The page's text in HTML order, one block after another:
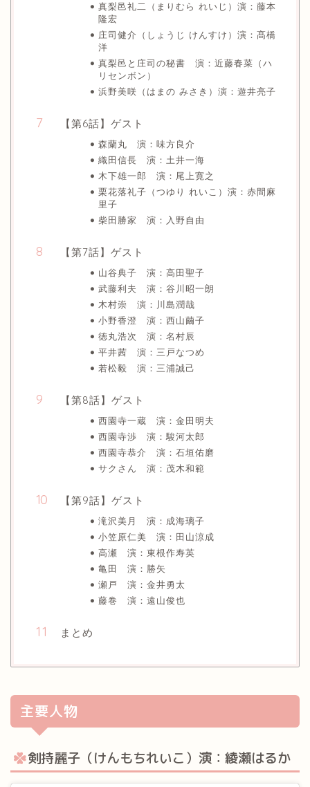
真梨邑礼二（まりむら れいじ）演：藤本
隆宏
庄司健介（しょうじ けんすけ）演：髙橋
洋
真梨邑と庄司の秘書 演：近藤春菜（ハ
リセンボン）
浜野美咲（はまの みさき）演：遊井亮子
【第6話】ゲスト
森蘭丸 演：味方良介
織田信長 演：土井一海
木下雄一郎 演：尾上寛之
栗花落礼子（つゆり れいこ）演：赤間麻
里子
柴田勝家 演：入野自由
【第7話】ゲスト
山谷典子 演：高田聖子
武藤利夫 演：谷川昭一朗
木村崇 演：川島潤哉
小野香澄 演：西山繭子
徳丸浩次 演：名村辰
平井茜 演：三戸なつめ
若松毅 演：三浦誠己
【第8話】ゲスト
西園寺一蔵 演：金田明夫
西園寺渉 演：駿河太郎
西園寺恭介 演：石垣佑磨
サクさん 演：茂木和範
【第9話】ゲスト
滝沢美月 演：成海璃子
小笠原仁美 演：田山涼成
高瀬 演：東根作寿英
亀田 演：勝矢
瀬戸 演：金井勇太
藤巻 演：遠山俊也
まとめ
主要人物
剣持麗子（けんもちれいこ）演：綾瀬はるか